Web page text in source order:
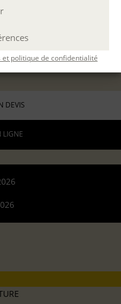
et politique de confidentialité
DEVIS
LIGNE